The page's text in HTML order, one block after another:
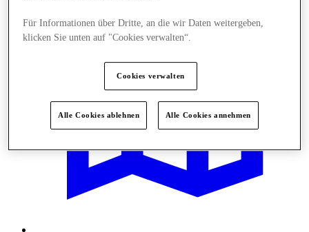
Für Informationen über Dritte, an die wir Daten weitergeben,
klicken Sie unten auf "Cookies verwalten“.
Cookies verwalten
Alle Cookies ablehnen Alle Cookies annehmen